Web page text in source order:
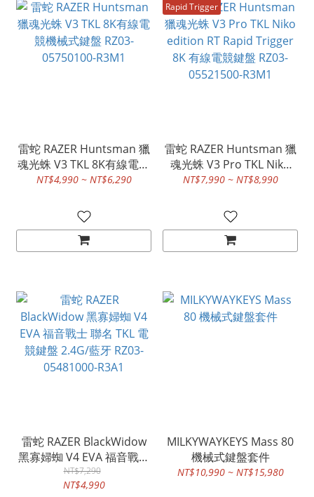
雷蛇 RAZER Huntsman 獵
魂光蛛 V3 TKL 8K有線電競
機械式鍵盤 RZ03-
NT$4,990 ~ NT$6,290
Rapid Trigger
雷蛇 RAZER Huntsman 獵
魂光蛛 V3 Pro TKL Niko
edition RT Rapid Trigger
05521500-R3M1
NT$7,990 ~ NT$8,990
雷蛇 RAZER BlackWidow
黑寡婦蜘 V4 EVA 福音戰士
聯名 TKL 電競鍵盤 2.4G/藍
牙 RZ03-05481000-R3A1
NT$7,290
NT$4,990
MILKYWAYKEYS Mass 80
機械式鍵盤套件
NT$10,990 ~ NT$15,980